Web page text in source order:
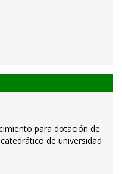
para dotación de
de universidad